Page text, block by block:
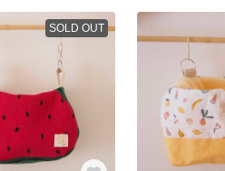
SOLD OUT